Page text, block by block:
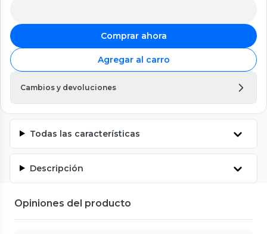
Comprar ahora
Agregar al carro
Cambios y devoluciones
Todas las características
Descripción
Opiniones del producto